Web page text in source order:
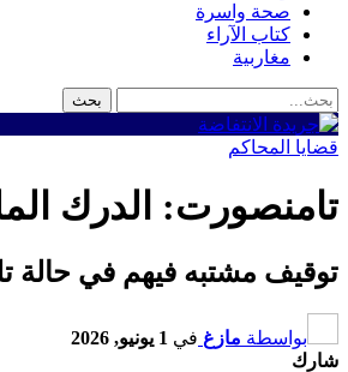
صحة واسرة
كتاب الآراء
مغاربية
قضايا المحاكم
تامنصورت: الدرك
توقيف مشتبه فيهم في
بواسطة مازغ في 1 يونيو, 2026
شارك